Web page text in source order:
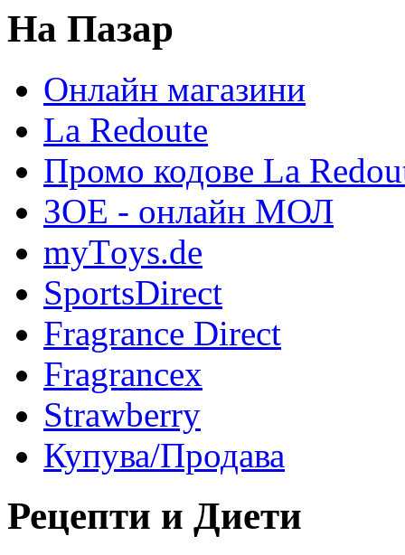
На Пазар
Онлайн магазини
La Redoute
Промо кодове La
ЗОЕ - онлайн МОЛ
myТoys.de
SportsDirect
Fragrance Direct
Fragrancex
Strawberry
Купува/Продава
Рецепти и Диети